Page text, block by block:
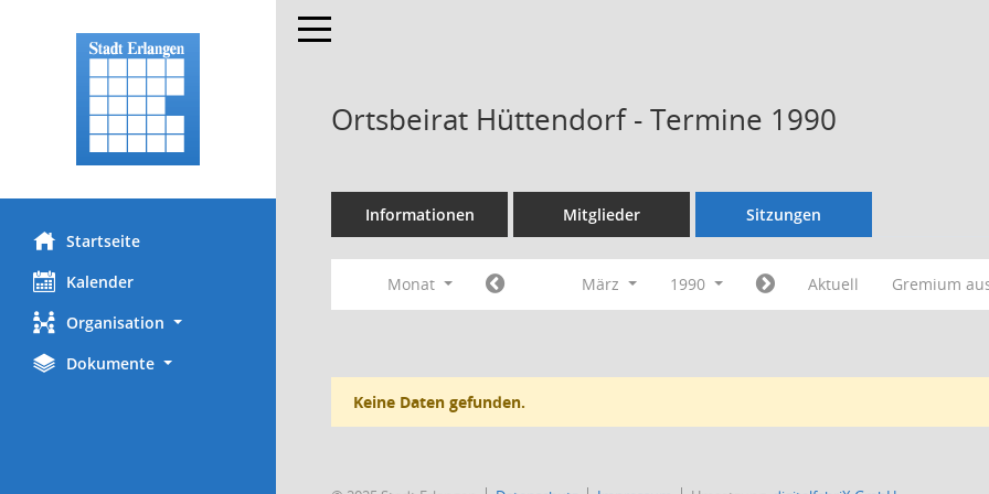
Startseite
Kalender
Organisation
Dokumente
Toggle navigation
Ortsbeirat Hüttendorf - Termine 1990
Informationen Mitglieder Sitzungen
Monat März 1990 Aktuell Gremium
Keine Daten gefunden.